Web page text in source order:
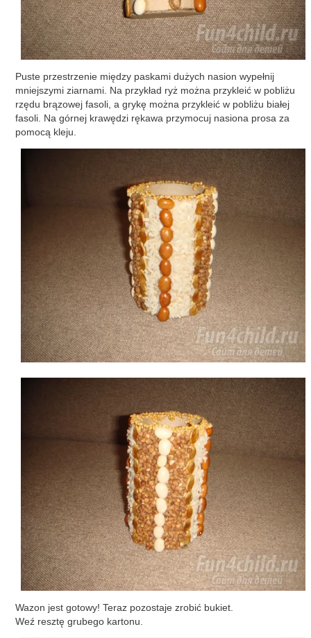
Puste przestrzenie między paskami dużych nasion wypełnij
mniejszymi ziarnami. Na przykład ryż można przykleić w pobliżu
rzędu brązowej fasoli, a grykę można przykleić w pobliżu białej
fasoli. Na górnej krawędzi rękawa przymocuj nasiona prosa za
pomocą kleju.
Wazon jest gotowy! Teraz pozostaje zrobić bukiet.
Weź resztę grubego kartonu.